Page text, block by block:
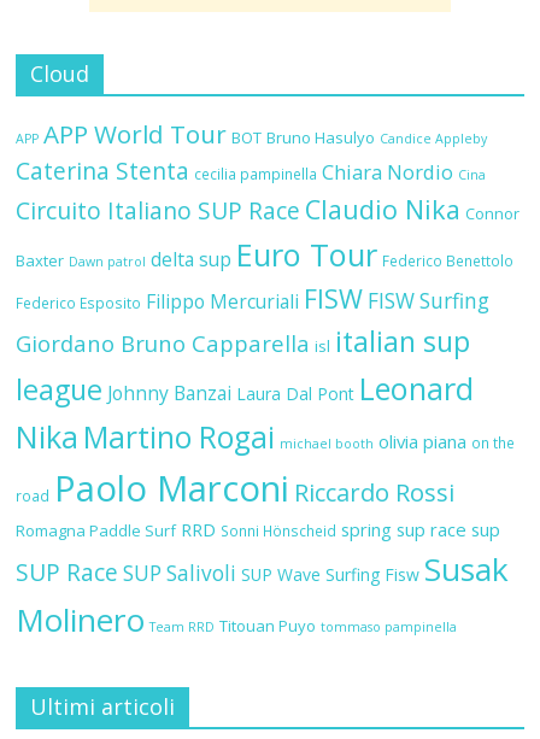
Cloud
APP APP World Tour BOT Bruno Hasulyo Candice Appleby
Caterina Stenta cecilia pampinella Chiara Nordio Cina
Circuito Italiano SUP Race Claudio Nika Connor
Baxter Dawn patrol delta sup Euro Tour Federico Benettolo
Federico Esposito Filippo Mercuriali FISW FISW Surfing
Giordano Bruno Capparella isl italian sup
league Johnny Banzai Laura Dal Pont Leonard
Nika Martino Rogai michael booth olivia piana on the
road Paolo Marconi Riccardo Rossi
Romagna Paddle Surf RRD Sonni Hönscheid spring sup race sup
SUP Race SUP Salivoli SUP Wave Surfing Fisw Susak
Molinero Team RRD Titouan Puyo tommaso pampinella
Ultimi articoli